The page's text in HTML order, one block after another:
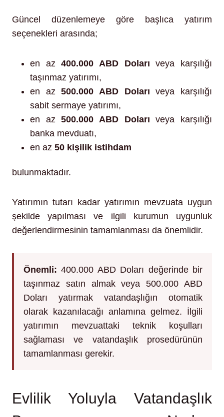
Güncel düzenlemeye göre başlıca yatırım
seçenekleri arasında;
en az400.000 ABD Doları veya karşılığı
taşınmaz yatırımı,
en az500.000 ABD Doları veya karşılığı
sabit sermaye yatırımı,
en az500.000 ABD Doları veya karşılığı
banka mevduatı,
en az 50 kişilik istihdam
bulunmaktadır.
Yatırımın tutarı kadar yatırımın mevzuata uygun
şekilde yapılması ve ilgili kurumun uygunluk
değerlendirmesinin tamamlanması da önemlidir.
Önemli: 400.000 ABD Doları değerinde bir
taşınmaz satın almak veya 500.000 ABD
Doları yatırmak vatandaşlığın otomatik
olarak kazanılacağı anlamına gelmez. İlgili
yatırımın mevzuattaki teknik koşulları
sağlaması ve vatandaşlık prosedürünün
tamamlanması gerekir.
Evlilik Yoluyla Vatandaşlık